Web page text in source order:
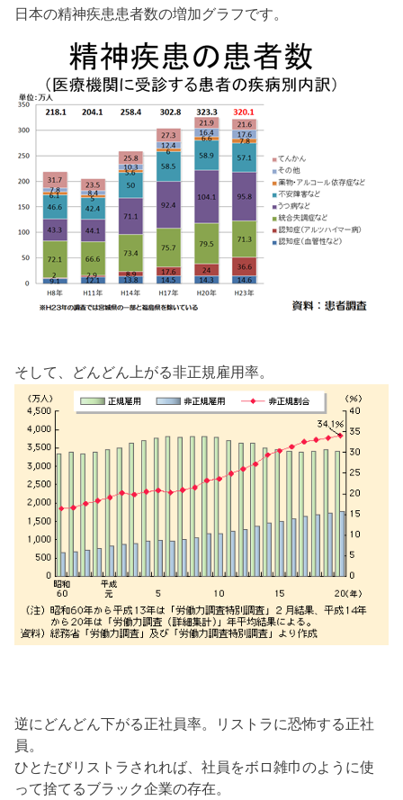
日本の精神疾患患者数の増加グラフです。
そして、どんどん上がる非正規雇用率。
逆にどんどん下がる正社員率。リストラに恐怖する正社
員。
ひとたびリストラされれば、社員をボロ雑巾のように使
って捨てるブラック企業の存在。